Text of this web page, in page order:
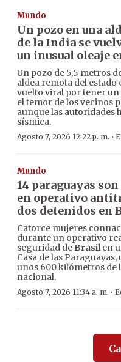
Mundo
Un pozo en una
de la India se
un inusual oleaje
Un pozo de 5,5 metros
aldea remota del
vuelto viral por tener un
el temor de los vecinos
aunque las autoridades
sísmica.
Agosto 7, 2026 12:22 p. m. ·
Mundo
14 paraguayas
en operativo
dos detenidos en
Catorce mujeres
durante un operativo
seguridad de Brasilen
Casa de las
unos 600 kilómetros
nacional.
Agosto 7, 2026 11:34 a. m. ·